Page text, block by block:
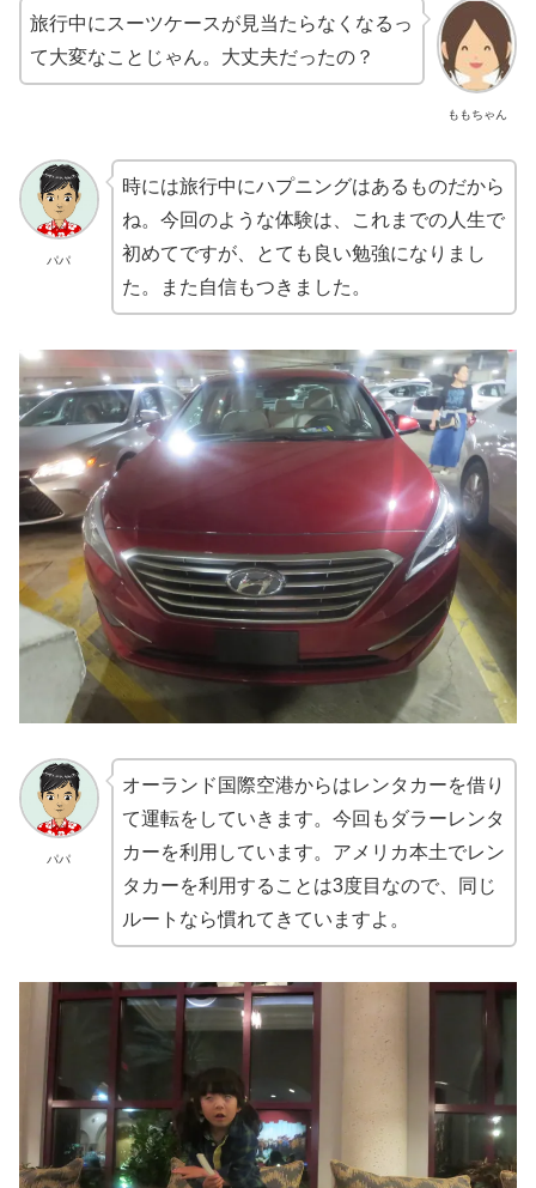
ももちゃん
旅行中にスーツケースが見当たらなくなるっ
て大変なことじゃん。大丈夫だったの？
パパ
時には旅行中にハプニングはあるものだから
ね。今回のような体験は、これまでの人生で
初めてですが、とても良い勉強になりまし
た。また自信もつきました。
パパ
オーランド国際空港からはレンタカーを借り
て運転をしていきます。今回もダラーレンタ
カーを利用しています。アメリカ本土でレン
タカーを利用することは3度目なので、同じ
ルートなら慣れてきていますよ。